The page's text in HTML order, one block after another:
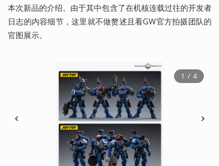
本次新品的介绍。由于其中包含了在机核连载过往的开发者
日志的内容细节，这里就不做赘述且看GW官方拍摄团队的
官图展示。
1 / 4